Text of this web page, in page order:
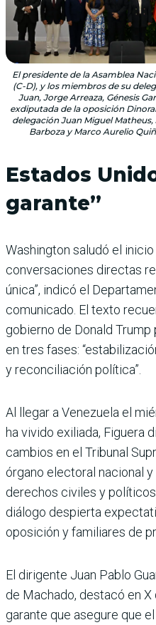
El presidente de la Asamblea
(C-D), y los miembros de su
Juan, Jorge Arreaza, Génesis
exdiputada de la oposición
delegación Juan Miguel
Barboza y Marco Aurelio
Estados
garante”
Washington saludó el inicio
conversaciones directas
única”, indicó el
comunicado. El texto
gobierno de Donald
en tres fases:
y reconciliación política”.
Al llegar a Venezuela el
ha vivido exiliada, Figuera
cambios en el Tribunal
órgano electoral nacional
derechos civiles y
diálogo despierta
oposición y familiares de
El dirigente Juan Pablo
de Machado, destacó en X
garante que asegure que